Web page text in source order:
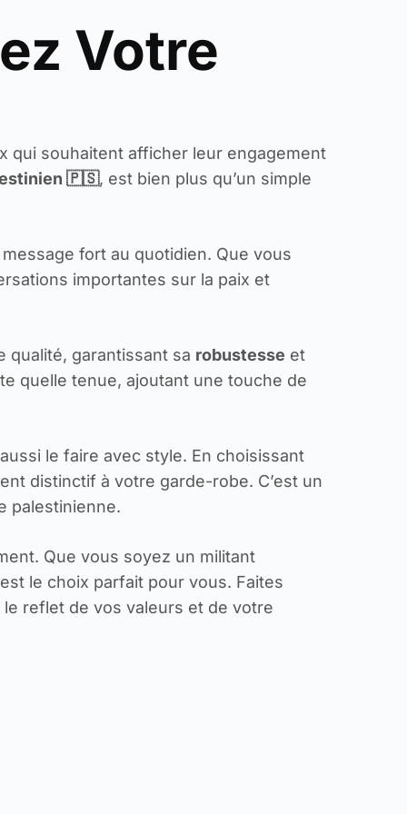
Votre
qui souhaitent afficher leur engagement
🇵🇸, est bien plus qu’un simple
fort au quotidien. Que vous
importantes sur la paix et
qualité, garantissant sa robustesse et
quelle tenue, ajoutant une touche de
le faire avec style. En choisissant
distinctif à votre garde-robe. C’est un
palestinienne.
Que vous soyez un militant
le choix parfait pour vous. Faites
reflet de vos valeurs et de votre